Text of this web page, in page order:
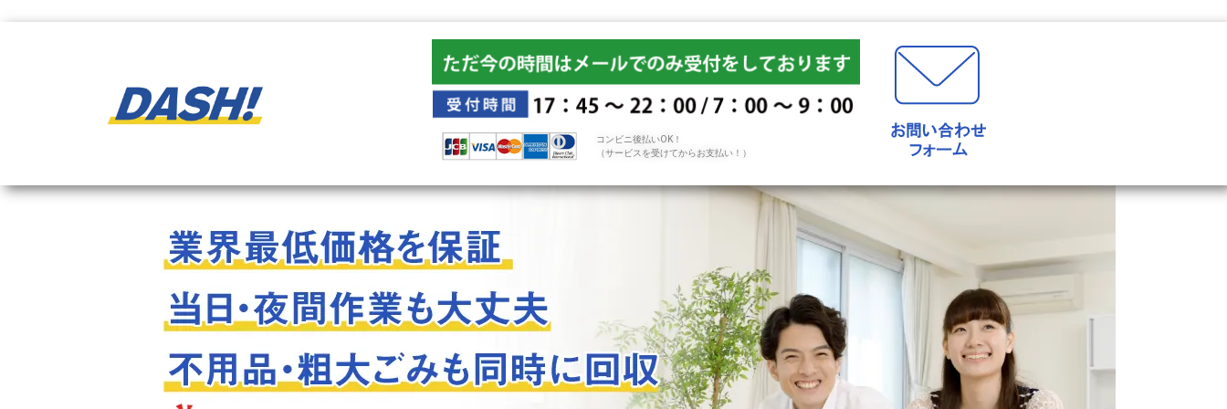
コンビニ後払いOK！
（サービスを受けてからお支払い！）